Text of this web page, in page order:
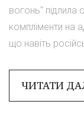
вогонь" підлила
компліменти на
що навіть
ЧИТАТИ